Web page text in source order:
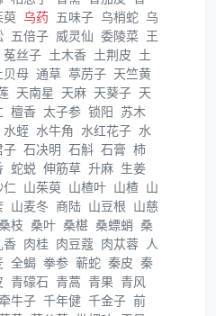
萸 乌药 五味子 乌梢蛇 乌
五倍子 威灵仙 委陵菜 王
菟丝子 土木香 土荆皮 土
贝母 通草 葶苈子 天竺黄
天南星 天麻 天葵子 天
檀香 太子参 锁阳 苏木
水蛭 水牛角 水红花子 水
子 石决明 石斛 石膏 柿
蛇蜕 伸筋草 升麻 生姜
仁 山茱萸 山楂叶 山楂 山
山麦冬 商陆 山豆根 山慈
枝 桑叶 桑椹 桑螵蛸 桑
香 肉桂 肉豆蔻 肉苁蓉 人
全蝎 拳参 蕲蛇 秦皮 秦
青礞石 青蒿 青果 青风
牛子 千年健 千金子 前